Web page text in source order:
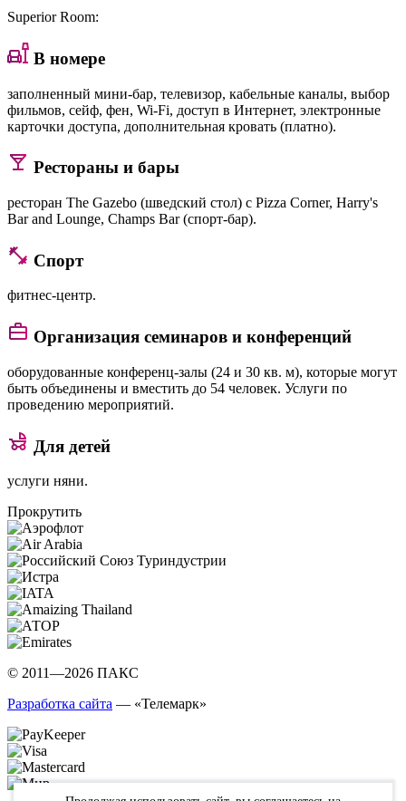
Superior Room:
В номере
заполненный мини-бар, телевизор, кабельные каналы, выбор
фильмов, сейф, фен, Wi-Fi, доступ в Интернет, электронные
карточки доступа, дополнительная кровать (платно).
Рестораны и бары
ресторан The Gazebo (шведский стол) с Pizza Corner, Harry's
Bar and Lounge, Champs Bar (спорт-бар).
Спорт
фитнес-центр.
Организация семинаров и конференций
оборудованные конференц-залы (24 и 30 кв. м), которые могут
быть объединены и вместить до 54 человек. Услуги по
проведению мероприятий.
Для детей
услуги няни.
Прокрутить
© 2011—2026 ПАКС
Разработка сайта — «Телемарк»